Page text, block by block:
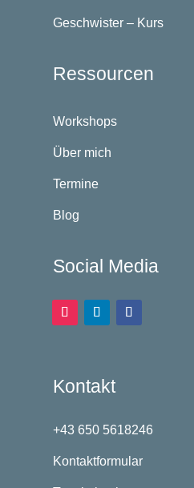
Geschwister – Kurs
Ressourcen
Workshops
Über mich
Termine
Blog
Social Media
Kontakt
+43 650 5618246
Kontaktformular